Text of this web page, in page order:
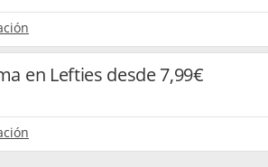
en Lefties desde 7,99€